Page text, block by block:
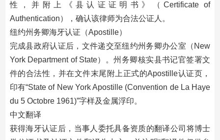
性，并附上《县认证证明书》（Certificate of
Authentication），确认该律师为合法公证人。
纽约州务卿海牙认证（Apostille）
完成县政府认证后，文件递交至纽约州务卿办公室（New
York Department of State）。州务卿核实县书记官签署文
件的合法性，并在文件末尾附上正式的Apostille认证页，
印有“State of New York Apostille (Convention de La Haye
du 5 Octobre 1961)”字样及金属浮印。
中文翻译
获得海牙认证后，当事人委托具备资质的翻译公司将博士